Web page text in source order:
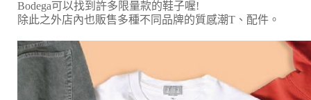
Bodega可以找到許多限量款的鞋子喔!
除此之外店內也販售多種不同品牌的質感潮T、配件。